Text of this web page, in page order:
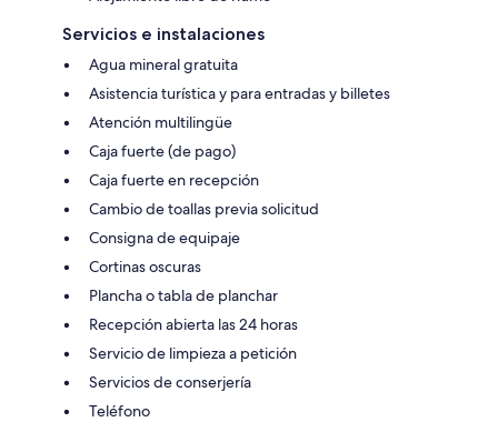
Servicios e instalaciones
Agua mineral gratuita
Asistencia turística y para entradas y billetes
Atención multilingüe
Caja fuerte (de pago)
Caja fuerte en recepción
Cambio de toallas previa solicitud
Consigna de equipaje
Cortinas oscuras
Plancha o tabla de planchar
Recepción abierta las 24 horas
Servicio de limpieza a petición
Servicios de conserjería
Teléfono